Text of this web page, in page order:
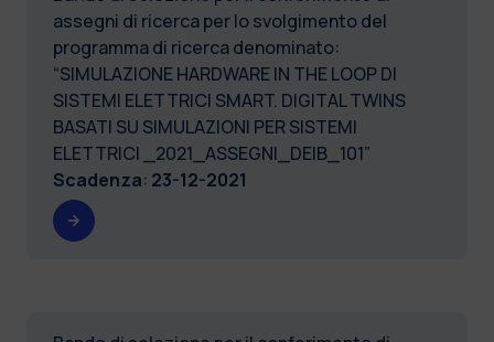
assegni di ricerca per lo svolgimento del
programma di ricerca denominato:
“SIMULAZIONE HARDWARE IN THE LOOP DI
SISTEMI ELETTRICI SMART. DIGITAL TWINS
BASATI SU SIMULAZIONI PER SISTEMI
ELETTRICI _2021_ASSEGNI_DEIB_101”
Scadenza: 23-12-2021